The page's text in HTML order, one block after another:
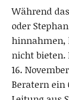
Während
oder
hinnahmen,
nicht
16.
Beratern ein